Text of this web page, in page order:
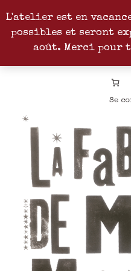
L'atelier est en
possibles et seront
août. Merci pour
Se